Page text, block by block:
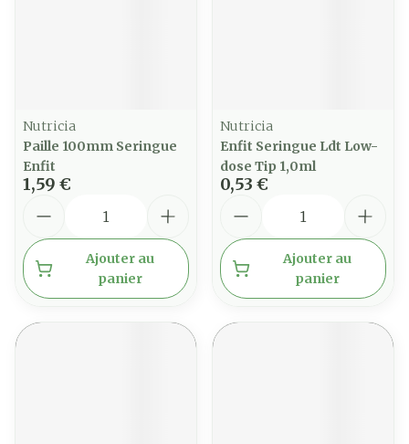
Nutricia
Paille 100mm Seringue
Enfit
1,59 €
Ajouter au
panier
Nutricia
Enfit Seringue Ldt Low-
dose Tip 1,0ml
0,53 €
Ajouter au
panier